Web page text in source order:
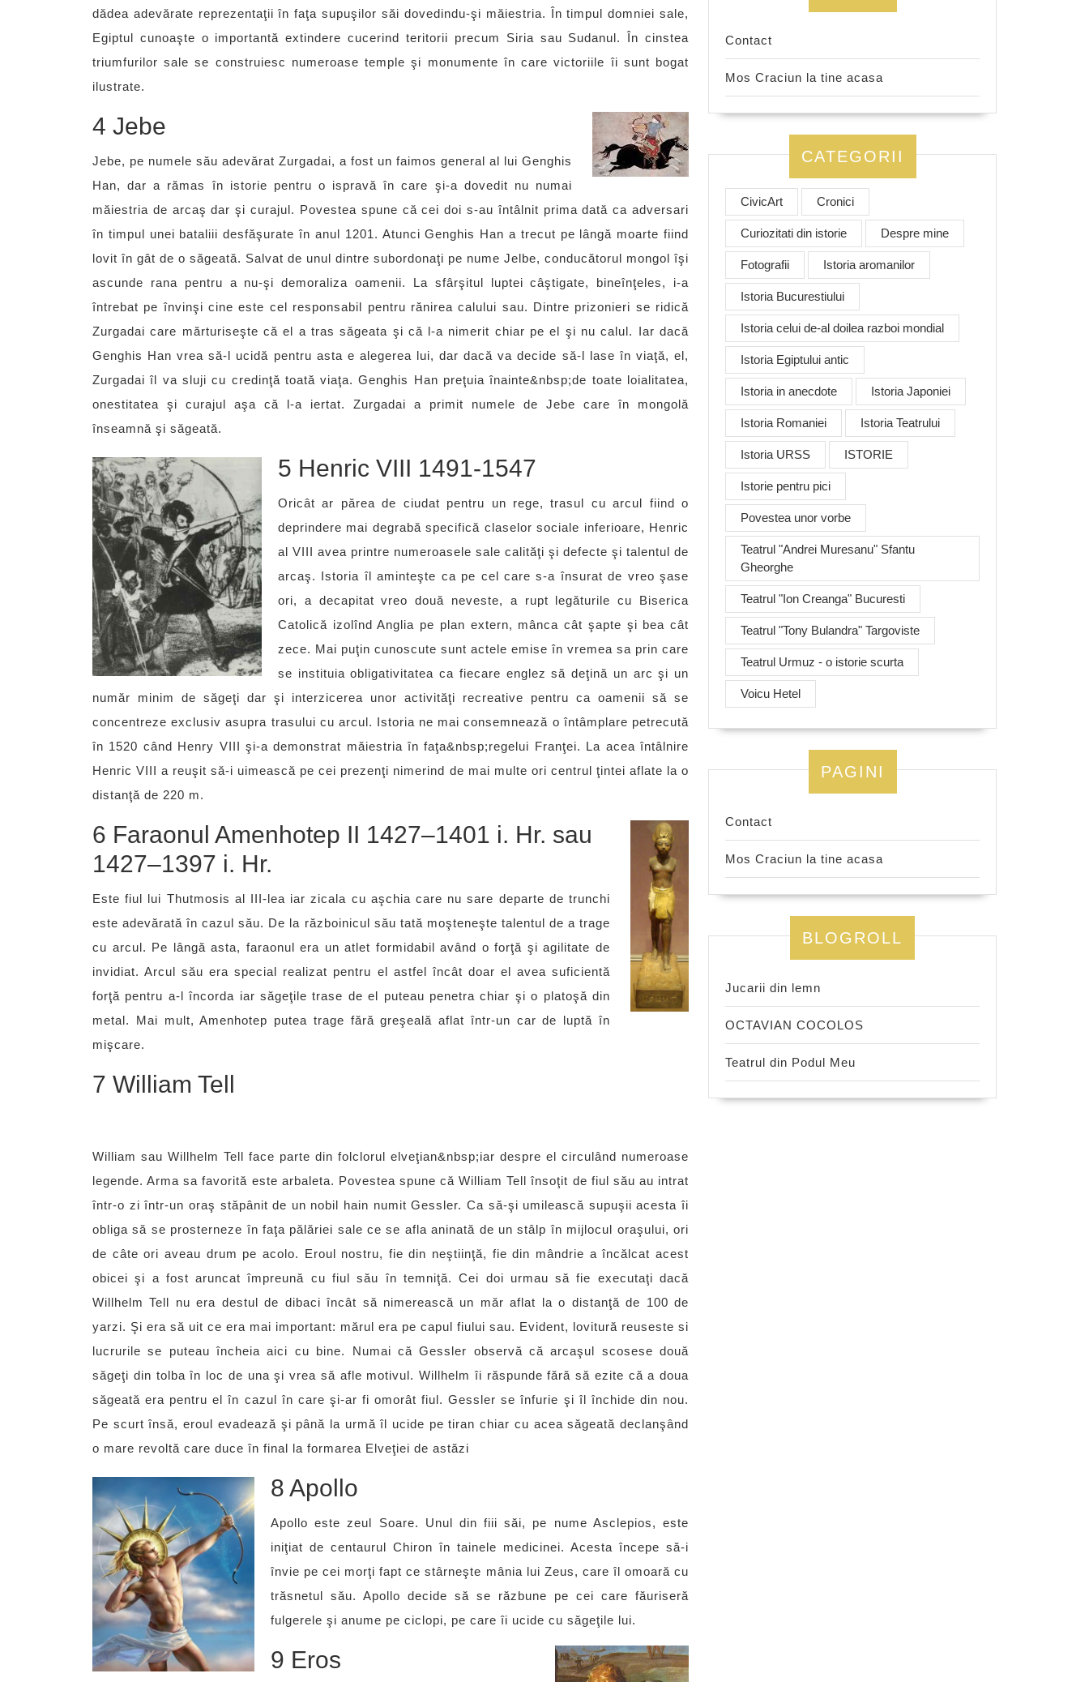
dădea adevărate reprezentaţii în faţa supuşilor săi dovedindu-şi măiestria. În timpul domniei sale,
Egiptul cunoaşte o importantă extindere cucerind teritorii precum Siria sau Sudanul. În cinstea
triumfurilor sale se construiesc numeroase temple şi monumente în care victoriile îi sunt bogat
ilustrate.
4 Jebe
Jebe, pe numele său adevărat Zurgadai, a fost un faimos general al lui Genghis
Han, dar a rămas în istorie pentru o ispravă în care şi-a dovedit nu numai
măiestria de arcaş dar şi curajul. Povestea spune că cei doi s-au întâlnit prima dată ca adversari
în timpul unei bataliii desfăşurate în anul 1201. Atunci Genghis Han a trecut pe lângă moarte fiind
lovit în gât de o săgeată. Salvat de unul dintre subordonaţi pe nume Jelbe, conducătorul mongol îşi
ascunde rana pentru a nu-şi demoraliza oamenii. La sfârşitul luptei câştigate, bineînţeles, i-a
întrebat pe învinşi cine este cel responsabil pentru rănirea calului sau. Dintre prizonieri se ridică
Zurgadai care mărturiseşte că el a tras săgeata şi că l-a nimerit chiar pe el şi nu calul. Iar dacă
Genghis Han vrea să-l ucidă pentru asta e alegerea lui, dar dacă va decide să-l lase în viaţă, el,
Zurgadai îl va sluji cu credinţă toată viaţa. Genghis Han preţuia înainte&nbsp;de toate loialitatea,
onestitatea şi curajul aşa că l-a iertat. Zurgadai a primit numele de Jebe care în mongolă
înseamnă şi săgeată.
5 Henric VIII 1491-1547
Oricât ar părea de ciudat pentru un rege, trasul cu arcul fiind o
deprindere mai degrabă specifică claselor sociale inferioare, Henric
al VIII avea printre numeroasele sale calităţi şi defecte şi talentul de
arcaş. Istoria îl aminteşte ca pe cel care s-a însurat de vreo şase
ori, a decapitat vreo două neveste, a rupt legăturile cu Biserica
Catolică izolînd Anglia pe plan extern, mânca cât şapte şi bea cât
zece. Mai puţin cunoscute sunt actele emise în vremea sa prin care
se instituia obligativitatea ca fiecare englez să deţină un arc şi un
număr minim de săgeţi dar şi interzicerea unor activităţi recreative pentru ca oamenii să se
concentreze exclusiv asupra trasului cu arcul. Istoria ne mai consemnează o întâmplare petrecută
în 1520 când Henry VIII şi-a demonstrat măiestria în faţa&nbsp;regelui Franţei. La acea întâlnire
Henric VIII a reuşit să-i uimească pe cei prezenţi nimerind de mai multe ori centrul ţintei aflate la o
distanţă de 220 m.
6 Faraonul Amenhotep II 1427–1401 i. Hr. sau
1427–1397 i. Hr.
Este fiul lui Thutmosis al III-lea iar zicala cu aşchia care nu sare departe de trunchi
este adevărată în cazul său. De la războinicul său tată moşteneşte talentul de a trage
cu arcul. Pe lângă asta, faraonul era un atlet formidabil având o forţă şi agilitate de
invidiat. Arcul său era special realizat pentru el astfel încât doar el avea suficientă
forţă pentru a-l încorda iar săgeţile trase de el puteau penetra chiar şi o platoşă din
metal. Mai mult, Amenhotep putea trage fără greşeală aflat într-un car de luptă în
mişcare.
7 William Tell
William sau Willhelm Tell face parte din folclorul elveţian&nbsp;iar despre el circulând numeroase
legende. Arma sa favorită este arbaleta. Povestea spune că William Tell însoţit de fiul său au intrat
într-o zi într-un oraş stăpânit de un nobil hain numit Gessler. Ca să-şi umilească supuşii acesta îi
obliga să se prosterneze în faţa pălăriei sale ce se afla aninată de un stâlp în mijlocul oraşului, ori
de câte ori aveau drum pe acolo. Eroul nostru, fie din neştiinţă, fie din mândrie a încălcat acest
obicei şi a fost aruncat împreună cu fiul său în temniţă. Cei doi urmau să fie executaţi dacă
Willhelm Tell nu era destul de dibaci încât să nimerească un măr aflat la o distanţă de 100 de
yarzi. Şi era să uit ce era mai important: mărul era pe capul fiului sau. Evident, lovitură reuseste si
lucrurile se puteau încheia aici cu bine. Numai că Gessler observă că arcaşul scosese două
săgeţi din tolba în loc de una şi vrea să afle motivul. Willhelm îi răspunde fără să ezite că a doua
săgeată era pentru el în cazul în care şi-ar fi omorât fiul. Gessler se înfurie şi îl închide din nou.
Pe scurt însă, eroul evadează şi până la urmă îl ucide pe tiran chiar cu acea săgeată declanşând
o mare revoltă care duce în final la formarea Elveţiei de astăzi
8 Apollo
Apollo este zeul Soare. Unul din fiii săi, pe nume Asclepios, este
iniţiat de centaurul Chiron în tainele medicinei. Acesta începe să-i
învie pe cei morţi fapt ce stârneşte mânia lui Zeus, care îl omoară cu
trăsnetul său. Apollo decide să se răzbune pe cei care făuriseră
fulgerele şi anume pe ciclopi, pe care îi ucide cu săgeţile lui.
9 Eros
Contact
Mos Craciun la tine acasa
CATEGORII
CivicArt Cronici
Curiozitati din istorie Despre mine
Fotografii Istoria aromanilor
Istoria Bucurestiului
Istoria celui de-al doilea razboi mondial
Istoria Egiptului antic
Istoria in anecdote Istoria Japoniei
Istoria Romaniei Istoria Teatrului
Istoria URSS ISTORIE
Istorie pentru pici
Povestea unor vorbe
Teatrul "Andrei Muresanu" Sfantu
Gheorghe
Teatrul "Ion Creanga" Bucuresti
Teatrul "Tony Bulandra" Targoviste
Teatrul Urmuz - o istorie scurta
Voicu Hetel
PAGINI
Contact
Mos Craciun la tine acasa
BLOGROLL
Jucarii din lemn
OCTAVIAN COCOLOS
Teatrul din Podul Meu